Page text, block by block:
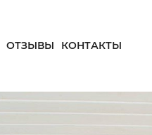
ОТЗЫВЫ КОНТАКТЫ